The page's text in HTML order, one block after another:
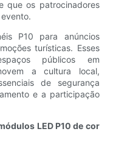
que os patrocinadores
P10 para anúncios
turísticas. Esses
públicos em
a cultura local,
de segurança
e a participação
LED P10 de cor